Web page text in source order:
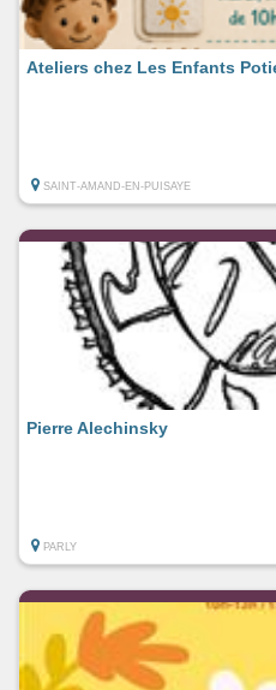
Ateliers chez Les Enfants
SAINT-AMAND-EN-PUISAYE
Pierre Alechinsky
PARLY